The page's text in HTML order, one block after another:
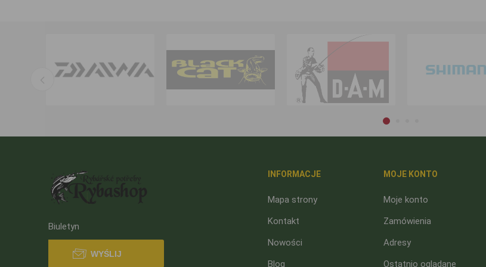
Biuletyn
WYŚLIJ
INFORMACJE
Mapa strony
Kontakt
Nowości
Blog
MOJE KONTO
Moje konto
Zamówienia
Adresy
Ostatnio oglądane